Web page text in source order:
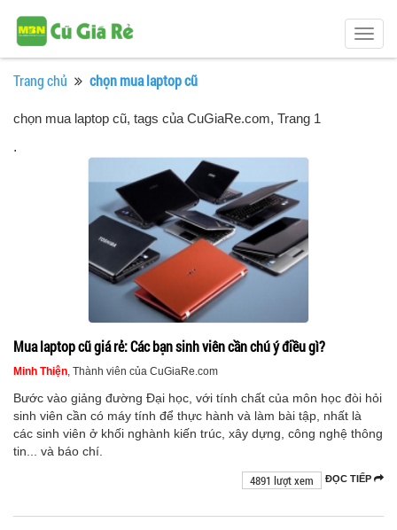
Trang chủ chọn mua laptop cũ
chọn mua laptop cũ, tags của CuGiaRe.com, Trang 1
.
Mua laptop cũ giá rẻ: Các bạn sinh viên cần chú ý điều gì?
Minh Thiện, Thành viên của CuGiaRe.com
Bước vào giảng đường Đại học, với tính chất của môn học đòi hỏi
sinh viên cần có máy tính để thực hành và làm bài tập, nhất là
các sinh viên ở khối nghành kiến trúc, xây dựng, công nghệ thông
tin... và báo chí.
ĐỌC TIẾP
4891 lượt xem